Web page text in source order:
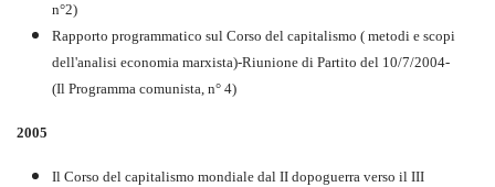
n°2)
Rapporto programmatico sul Corso del capitalismo ( metodi e scopi
dell'analisi economia marxista)-Riunione di Partito del 10/7/2004-
(Il Programma comunista, n° 4)
2005
Il Corso del capitalismo mondiale dal II dopoguerra verso il III